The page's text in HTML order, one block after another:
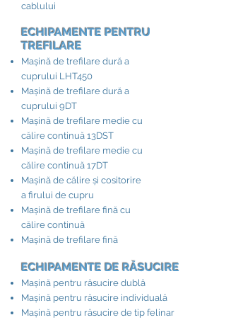
cablului
ECHIPAMENTE PENTRU
TREFILARE
Mașină de trefilare dură a
cuprului LHT450
Mașină de trefilare dură a
cuprului 9DT
Mașină de trefilare medie cu
călire continuă 13DST
Mașină de trefilare medie cu
călire continuă 17DT
Mașină de călire și cositorire
a firului de cupru
Mașină de trefilare fină cu
călire continuă
Mașină de trefilare fină
ECHIPAMENTE DE RĂSUCIRE​
Mașină pentru răsucire dublă
Mașină pentru răsucire individuală
Mașină pentru răsucire de tip felinar